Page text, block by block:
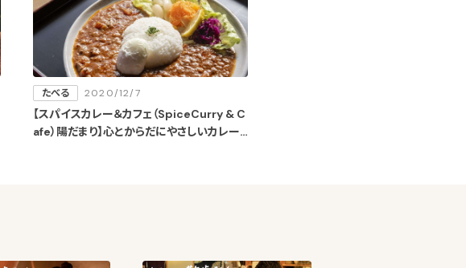
たべる 2020/12/7
【スパイスカレー＆カフェ（SpiceCurry & C
afe）陽だまり】心とからだにやさしいカレー